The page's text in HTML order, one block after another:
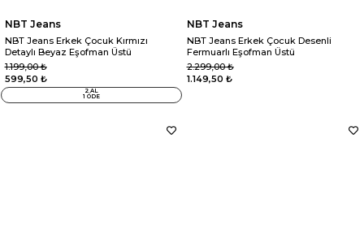
NBT Jeans
NBT Jeans Erkek Çocuk Kırmızı
Detaylı Beyaz Eşofman Üstü
599,50 ₺
1.199,00 ₺
2 AL
1 ÖDE
NBT Jeans
NBT Jeans Erkek Çocuk Desenli
Fermuarlı Eşofman Üstü
1.149,50 ₺
2.299,00 ₺